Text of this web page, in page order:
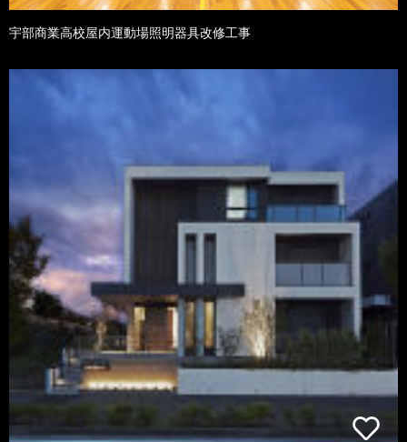
宇部商業高校屋内運動場照明器具改修工事